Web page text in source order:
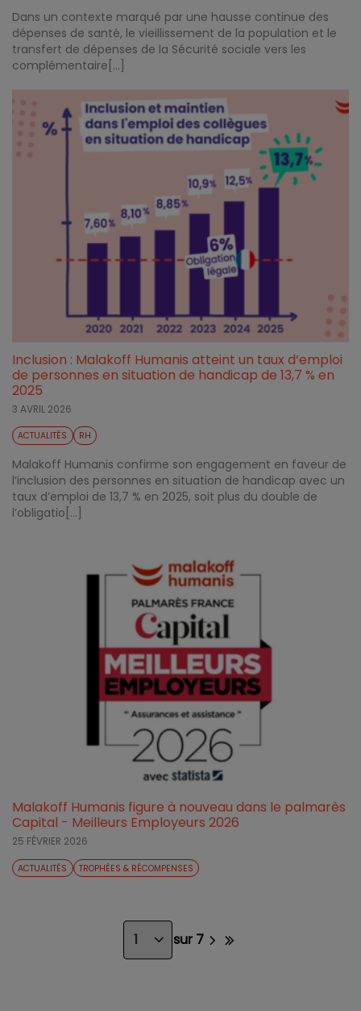
Dans un contexte marqué par une hausse continue des
dépenses de santé, le vieillissement de la population et le
transfert de dépenses de la Sécurité sociale vers les
complémentaire[...]
Inclusion : Malakoff Humanis atteint un taux d’emploi
de personnes en situation de handicap de 13,7 % en
2025
3 AVRIL 2026
ACTUALITÉS RH
Malakoff Humanis confirme son engagement en faveur de
l’inclusion des personnes en situation de handicap avec un
taux d’emploi de 13,7 % en 2025, soit plus du double de
l’obligatio[...]
Malakoff Humanis figure à nouveau dans le palmarès
Capital - Meilleurs Employeurs 2026
25 FÉVRIER 2026
ACTUALITÉS TROPHÉES & RÉCOMPENSES
sur 7